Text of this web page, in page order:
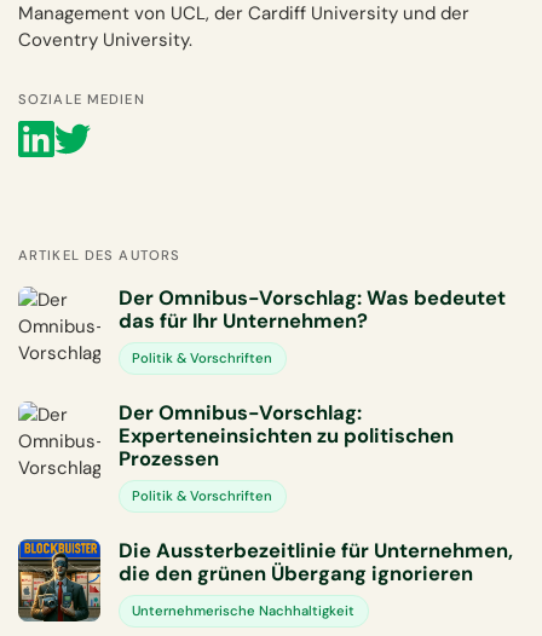
Management von UCL, der Cardiff University und der
Coventry University.
SOZIALE MEDIEN
ARTIKEL DES AUTORS
Der Omnibus-Vorschlag: Was bedeutet
das für Ihr Unternehmen?
Politik & Vorschriften
Der Omnibus-Vorschlag:
Experteneinsichten zu politischen
Prozessen
Politik & Vorschriften
Die Aussterbezeitlinie für Unternehmen,
die den grünen Übergang ignorieren
Unternehmerische Nachhaltigkeit